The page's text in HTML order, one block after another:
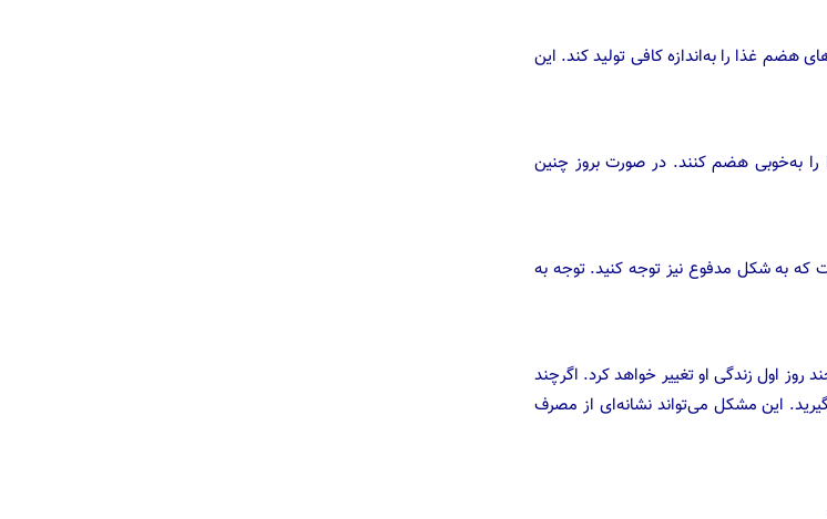
هضم غذا را به‌اندازه کافی تولید کند. این
را به‌خوبی هضم کنند. در صورت بروز چنین
که به شکل مدفوع نیز توجه کنید. توجه به
اول زندگی او تغییر خواهد کرد. اگرچند
این مشکل می‌تواند نشانه‌ای از مصرف